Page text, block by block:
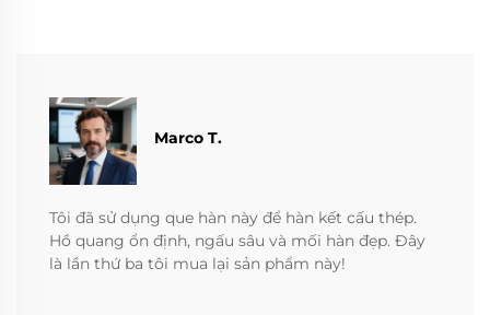
Marco T.
Tôi đã sử dụng que hàn này để hàn kết cấu thép.
Hồ quang ổn định, ngấu sâu và mối hàn đẹp. Đây
là lần thứ ba tôi mua lại sản phẩm này!